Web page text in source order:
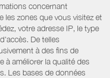
concernant
les zones que vous visitez et
votre adresse IP, le type
De telles
à des fins de
à améliorer la qualité des
Les bases de données